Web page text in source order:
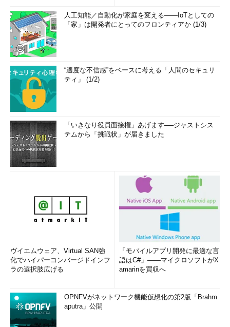
人工知能／自動化が家庭を変える――IoTとしての
「家」は開発者にとってのフロンティアか (1/3)
“適度な不信感”をベースに考える「人間のセキュリ
ティ」 (1/2)
「いきなり役員面接権」あげます──ジャストシス
テムから「挑戦状」が届きました
ヴイエムウェア、Virtual SAN強
化でハイパーコンバージドインフ
ラの選択肢広げる
「モバイルアプリ開発に最適な言
語はC#」――マイクロソフトがX
amarinを買収へ
OPNFVがネットワーク機能仮想化の第2版「Brahm
aputra」公開